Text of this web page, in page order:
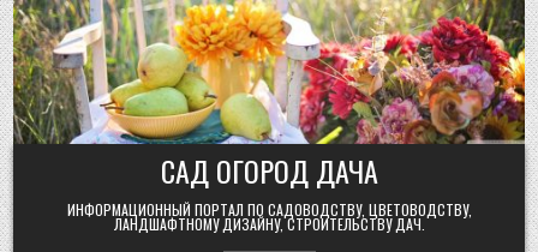
Skip
to
content
САД ОГОРОД ДАЧА
ИНФОРМАЦИОННЫЙ ПОРТАЛ ПО САДОВОДСТВУ, ЦВЕТОВОДСТВУ,
ЛАНДШАФТНОМУ ДИЗАЙНУ, СТРОИТЕЛЬСТВУ ДАЧ.